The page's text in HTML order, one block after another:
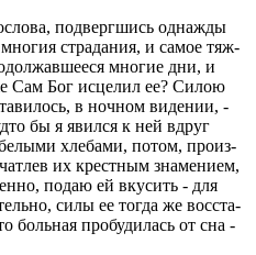
под­верг­шись од­на­ж­ды
стра­да­ния, и самое тяж­
мно­гие дни, и
Сам Бог ис­це­лил ее? Силою
в ноч­ном ви­де­нии, -
бы я явил­ся к ней вдруг
хле­ба­ми, потом, про­из­
их крест­ным зна­ме­ни­ем,
подаю ей вку­сить - для
силы ее тогда же вос­ста­
боль­ная про­бу­ди­лась от сна -